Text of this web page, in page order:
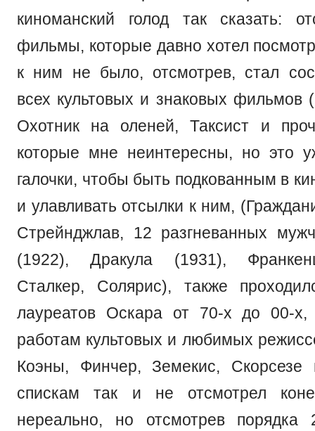
киноманский голод так сказать:
фильмы, которые давно хотел
к ним не было, отсмотрев, стал
всех культовых и знаковых фильмов
Охотник на оленей, Таксист и
которые мне неинтересны, но это
галочки, чтобы быть подкованным в
и улавливать отсылки к ним,
Стрейнджлав, 12 разгневанных
(1922), Дракула (1931),
Сталкер, Солярис), также
лауреатов Оскара от 70-х до 00-
работам культовых и любимых
Коэны, Финчер, Земекис,
спискам так и не отсмотрел
нереально, но отсмотрев порядка